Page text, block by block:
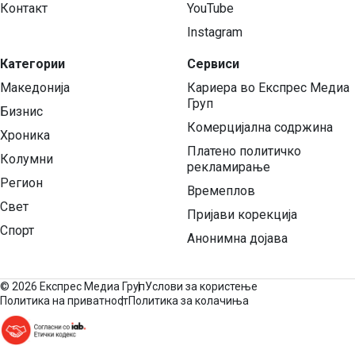
Контакт
Категории
Македонија
Бизнис
Хроника
Колумни
Регион
Свет
Спорт
YouTube
Instagram
Сервиси
Кариера во Експрес Медиа
Груп
Комерцијална содржина
Платено политичко
рекламирање
Времеплов
Пријави корекција
Анонимна дојава
© 2026 Експрес Медиа ГрупУслови за користење
Политика на приватностПолитика за колачиња